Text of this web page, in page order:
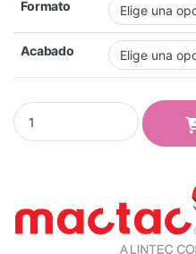
Formato
Acabado
Vinilo Mactac MACal 8239-